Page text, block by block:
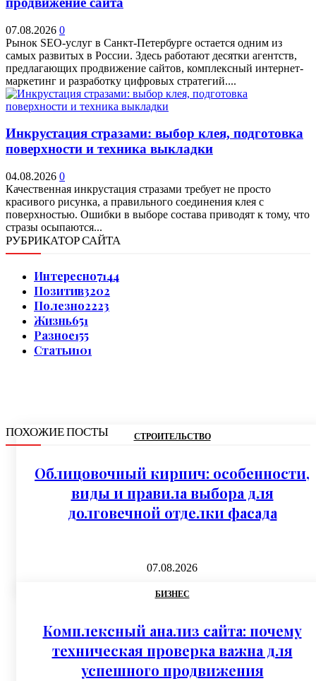
07.08.2026 0
Рынок SEO-услуг в Санкт-Петербурге остается одним из
самых развитых в России. Здесь работают десятки агентств,
предлагающих продвижение сайтов, комплексный интернет-
маркетинг и разработку цифровых стратегий....
Инкрустация стразами: выбор клея, подготовка
поверхности и техника выкладки
04.08.2026 0
Качественная инкрустация стразами требует не просто
красивого рисунка, а правильного соединения клея с
поверхностью. Ошибки в выборе состава приводят к тому, что
стразы осыпаются...
РУБРИКАТОР САЙТА
Интересно7144
Позитив3202
Полезно2223
Жизнь651
Разное155
Статьи101
ПОХОЖИЕ ПОСТЫ СТРОИТЕЛЬСТВО
Облицовочный кирпич: особенности,
виды и правила выбора для
долговечной отделки фасада
07.08.2026
БИЗНЕС
Комплексный анализ сайта: почему
техническая проверка важна для
успешного продвижения